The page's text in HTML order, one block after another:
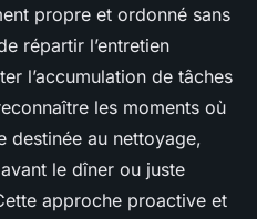
propre et ordonné sans
répartir l’entretien
l’accumulation de tâches
les moments où
destinée au nettoyage,
le dîner ou juste
approche proactive et